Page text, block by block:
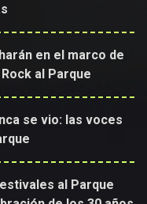
en el marco de
al Parque
se vio: las voces
al Parque